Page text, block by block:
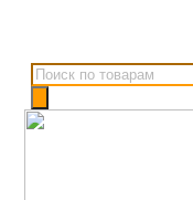
Поиск
товаров